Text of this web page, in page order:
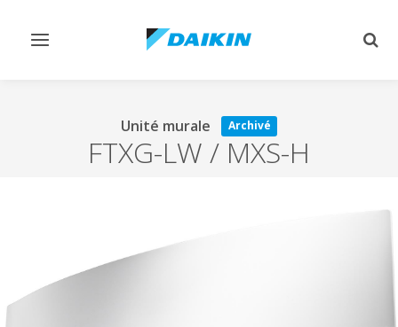
Afficher/masquer
Unité murale Archivé
FTXG-LW / MXS-H